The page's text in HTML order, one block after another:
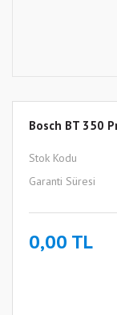
Bosch BT 350
Stok Kodu
Garanti Süresi
0,00 TL